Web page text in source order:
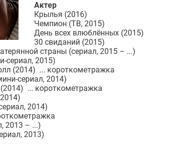
Актер
Крылья (2016)
Чемпион (ТВ, 2015)
День всех влюблённых (2015)
30 свиданий (2015)
страны (сериал, 2015 – ...)
сериал, 2015)
(2014) ... короткометражка
сериал, 2014)
... короткометражка
2014)
2013 – ...)
2013)